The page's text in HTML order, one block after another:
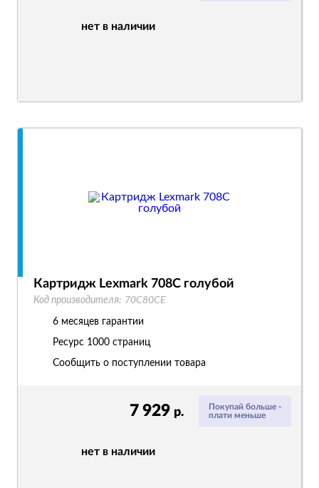
нет в наличии
Покупай больше -
плати меньше
7 929 р.
нет в наличии
Картридж Lexmark 708C голубой
Код производителя: 70C80CE
6 месяцев гарантии
Ресурс 1000 страниц
Сообщить о поступлении товара